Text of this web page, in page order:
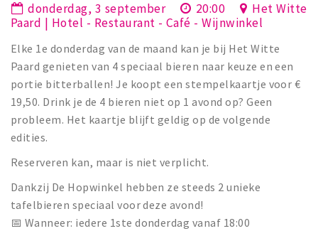
Natuurgebieden
Baroniepoorten
Sport
Inloggen
donderdag, 3 september 20:00
Het Witte
Paard | Hotel - Restaurant - Café - Wijnwinkel
Elke 1e donderdag van de maand kan je bij Het Witte
Paard genieten van 4 speciaal bieren naar keuze en een
portie bitterballen! Je koopt een stempelkaartje voor €
19,50. Drink je de 4 bieren niet op 1 avond op? Geen
probleem. Het kaartje blijft geldig op de volgende
edities.
Reserveren kan, maar is niet verplicht.
Dankzij De Hopwinkel hebben ze steeds 2 unieke
tafelbieren speciaal voor deze avond!
📅 Wanneer: iedere 1ste donderdag vanaf 18:00